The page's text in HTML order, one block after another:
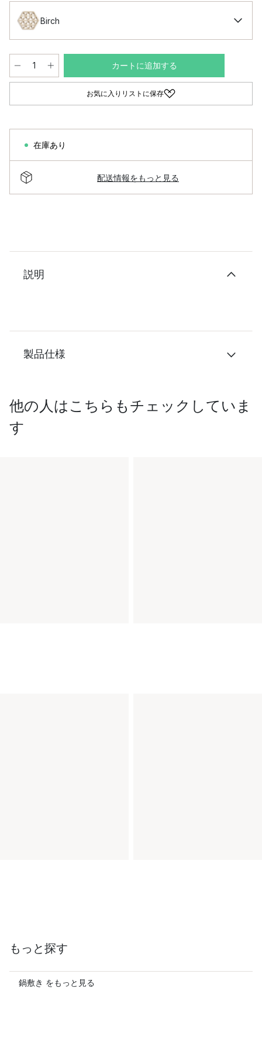
Birch
カートに追加する
お気に入りリストに保存
在庫あり
配送情報をもっと見る
説明
製品仕様
他の人はこちらもチェックしていま
す
もっと探す
鍋敷き をもっと見る